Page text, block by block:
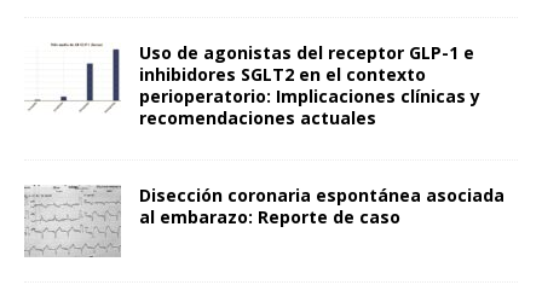
Uso de agonistas del receptor GLP-1 e
inhibidores SGLT2 en el contexto
perioperatorio: Implicaciones clínicas y
recomendaciones actuales
Disección coronaria espontánea asociada
al embarazo: Reporte de caso